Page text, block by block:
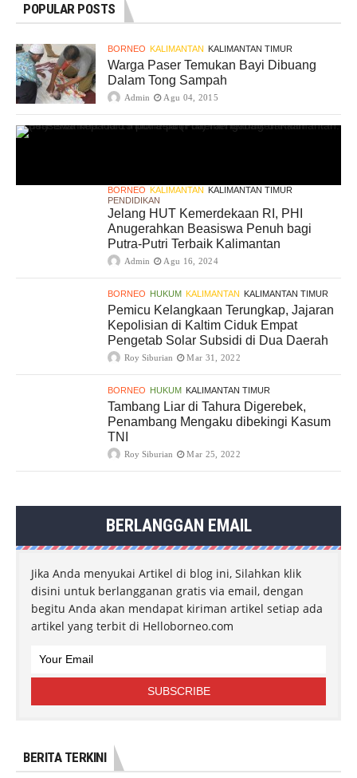
POPULAR POSTS
BORNEO KALIMANTAN KALIMANTAN TIMUR
Warga Paser Temukan Bayi Dibuang
Dalam Tong Sampah
Admin Agu 04, 2015
BORNEO KALIMANTAN KALIMANTAN TIMUR
PENDIDIKAN
Jelang HUT Kemerdekaan RI, PHI
Anugerahkan Beasiswa Penuh bagi
Putra-Putri Terbaik Kalimantan
Admin Agu 16, 2024
BORNEO HUKUM KALIMANTAN KALIMANTAN TIMUR
Pemicu Kelangkaan Terungkap, Jajaran
Kepolisian di Kaltim Ciduk Empat
Pengetab Solar Subsidi di Dua Daerah
Roy Siburian Mar 31, 2022
BORNEO HUKUM KALIMANTAN TIMUR
Tambang Liar di Tahura Digerebek,
Penambang Mengaku dibekingi Kasum
TNI
Roy Siburian Mar 25, 2022
BERLANGGAN EMAIL
Jika Anda menyukai Artikel di blog ini, Silahkan klik
disini untuk berlangganan gratis via email, dengan
begitu Anda akan mendapat kiriman artikel setiap ada
artikel yang terbit di Helloborneo.com
BERITA TERKINI